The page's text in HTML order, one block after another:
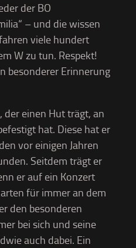
der BO
– und die wissen
viele hundert
W zu tun. Respekt!
besonderer Erinnerung
der einen Hut trägt, an
hat. Diese hat er
vor einigen Jahren
Seitdem trägt er
er auf ein Konzert
für immer an dem
den besonderen
bei sich und seine
auch dabei. Ein